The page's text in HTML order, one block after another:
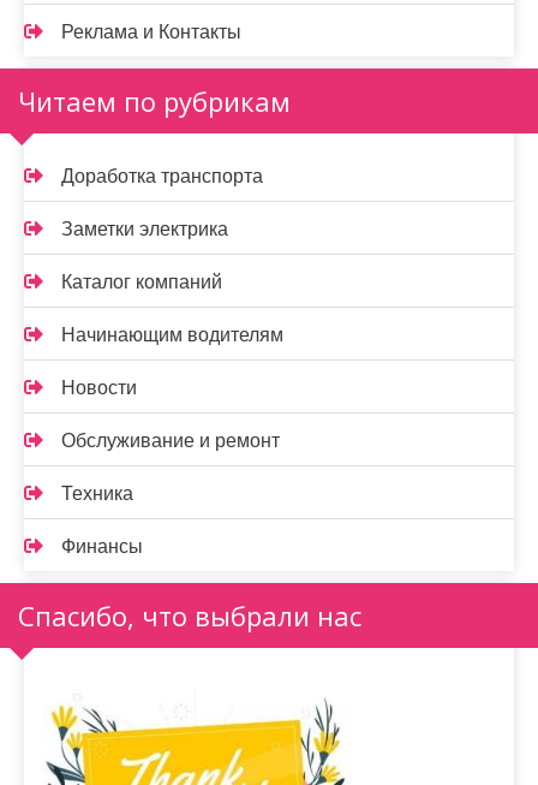
Реклама и Контакты
Читаем по рубрикам
Доработка транспорта
Заметки электрика
Каталог компаний
Начинающим водителям
Новости
Обслуживание и ремонт
Техника
Финансы
Спасибо, что выбрали нас